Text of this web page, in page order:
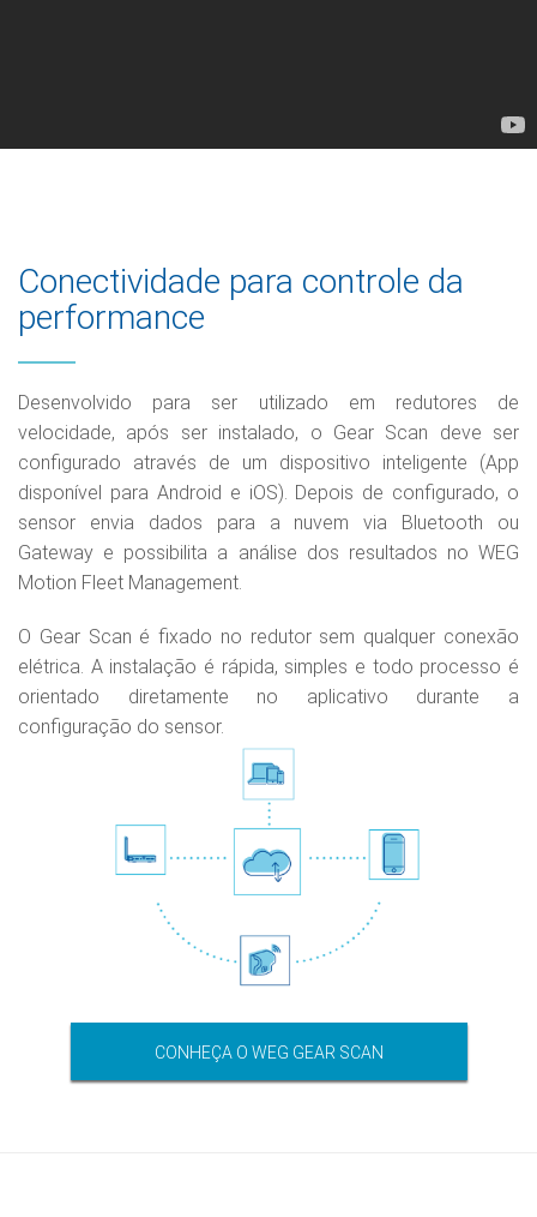
Conectividade para controle da
performance
Desenvolvido para ser utilizado em redutores de
velocidade, após ser instalado, o Gear Scan deve ser
configurado através de um dispositivo inteligente (App
disponível para Android e iOS). Depois de configurado, o
sensor envia dados para a nuvem via Bluetooth ou
Gateway e possibilita a análise dos resultados no WEG
Motion Fleet Management.
O Gear Scan é fixado no redutor sem qualquer conexão
elétrica. A instalação é rápida, simples e todo processo é
orientado diretamente no aplicativo durante a
configuração do sensor.
CONHEÇA O WEG GEAR SCAN